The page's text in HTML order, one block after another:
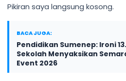
Pikiran saya langsung kosong.
BACA JUGA:
Pendidikan Sumenep: Ironi
Sekolah Menyaksikan
Event 2026